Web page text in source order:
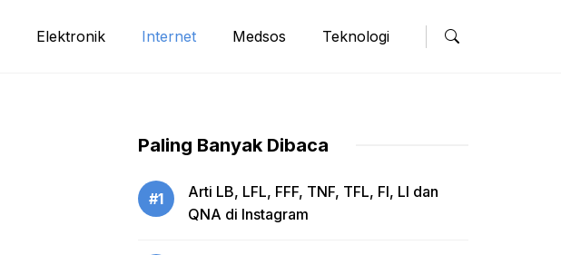
Elektronik Internet Medsos Teknologi
Paling Banyak Dibaca
#1
Arti LB, LFL, FFF, TNF, TFL, FI, LI dan
QNA di Instagram